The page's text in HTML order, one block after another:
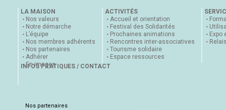
LA MAISON
Nos valeurs
Notre démarche
L’équipe
Nos membres adhérents
Nos partenaires
Adhérer
En images
ACTIVITÉS
Accueil et orientation
Festival des Solidarités
Prochaines animations
Rencontres inter-associatives
Tourisme solidaire
Espace ressources
Expo
INFOS PRATIQUES / CONTACT
Nos partenaires